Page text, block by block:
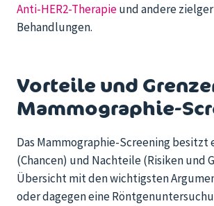
Anti-HER2-Therapieund andere
Behandlungen.
Vorteile und
Mammographie-
Das Mammographie-Screening besitzt
(Chancen) und Nachteile (Risiken und
Übersicht mit den wichtigsten
oder dagegen eine